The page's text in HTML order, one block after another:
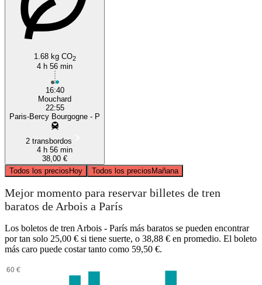
1.68 kg CO2
4 h 56 min
16:40
Mouchard
22:55
Paris-Bercy Bourgogne - P
2 transbordos
4 h 56 min
38,00 €
Todos los preciosHoy Todos los preciosMañana
Mejor momento para reservar billetes de tren
baratos de Arbois a París
Los boletos de tren Arbois - París más baratos se pueden encontrar
por tan solo 25,00 € si tiene suerte, o 38,88 € en promedio. El boleto
más caro puede costar tanto como 59,50 €.